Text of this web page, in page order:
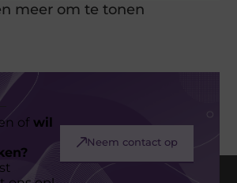
meer om te tonen
ofwil
Neem contact op